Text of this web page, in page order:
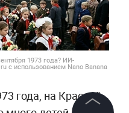
1973 года? ИИ-
с использованием Nano Banana
года, на Красной